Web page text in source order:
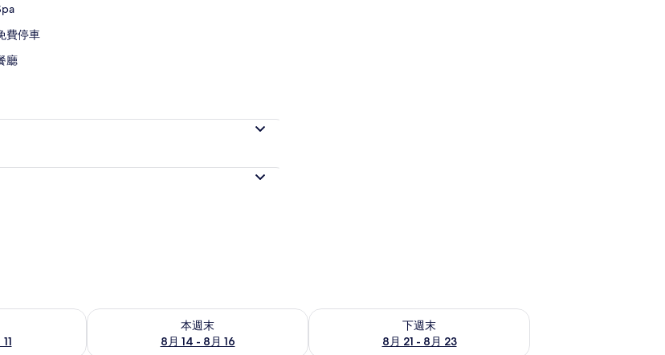
費停車
廳
的供應情況
本週末
8月 14 - 8月 16
查看本週末 (8月 14 - 8月 16) 的供應情況
下週末
8月 21 - 8月 23
查看下週末 (8月 21 - 8月 23) 的供應情況